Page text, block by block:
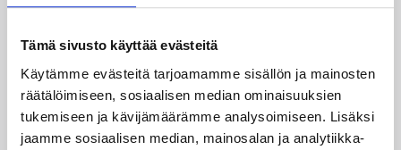
Tämä sivusto käyttää evästeitä
Käytämme evästeitä tarjoamamme sisällön ja mainosten
räätälöimiseen, sosiaalisen median ominaisuuksien
tukemiseen ja kävijämäärämme analysoimiseen. Lisäksi
jaamme sosiaalisen median, mainosalan ja analytiikka-
Päivitetty17.12.2009
Henkilöt
DeAndre Mays